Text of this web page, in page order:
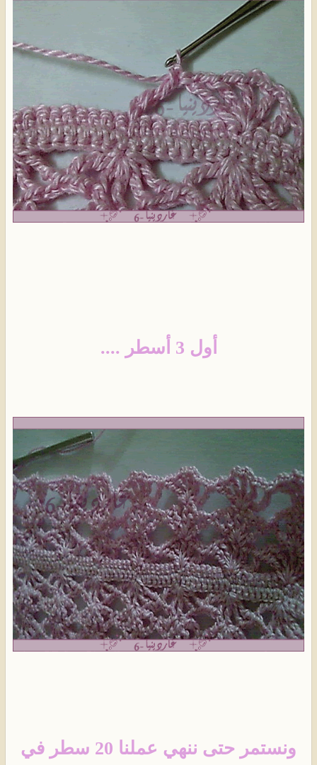
أول 3 أسطر ....
ونستمر حتى ننهي عملنا 20 سطر في